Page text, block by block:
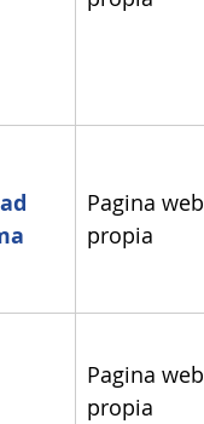
Pagina web
propia
Pagina web
propia